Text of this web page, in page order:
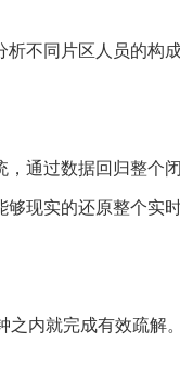
不同片区人员的构
通过数据回归整个
现实的还原整个实
内就完成有效疏解